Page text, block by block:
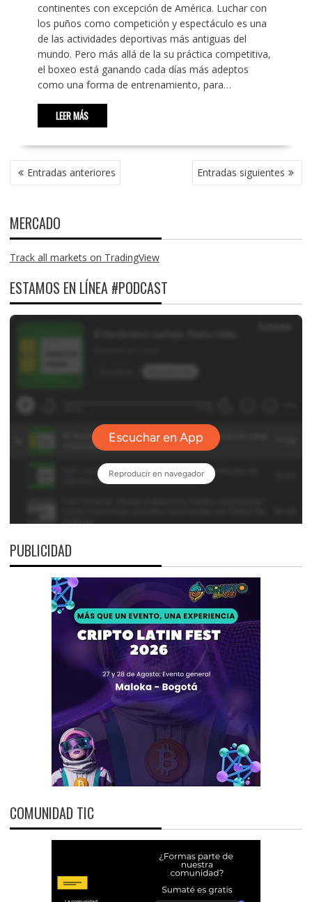
continentes con excepción de América. Luchar con
los puños como competición y espectáculo es una
de las actividades deportivas más antiguas del
mundo. Pero más allá de la su práctica competitiva,
el boxeo está ganando cada días más adeptos
como una forma de entrenamiento, para…
LEER MÁS
NAVEGACIÓN
DE Entradas anteriores Entradas siguientes
MERCADO
Track all markets on TradingView
ESTAMOS EN LÍNEA #PODCAST
PUBLICIDAD
COMUNIDAD TIC